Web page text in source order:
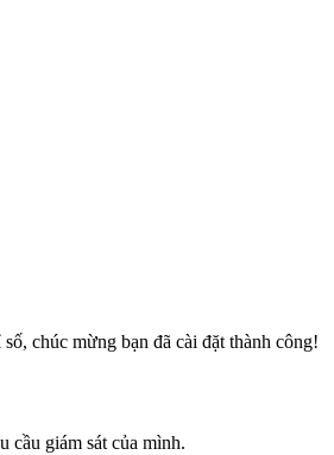
chúc mừng bạn đã cài đặt thành công!
cầu giám sát của mình.